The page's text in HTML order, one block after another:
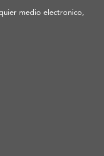
medio electronico,